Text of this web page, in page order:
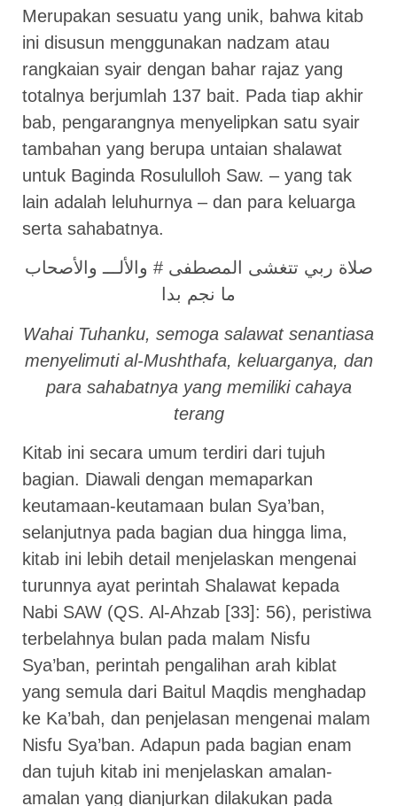
Merupakan sesuatu yang unik, bahwa kitab
ini disusun menggunakan nadzam atau
rangkaian syair dengan bahar rajaz yang
totalnya berjumlah 137 bait. Pada tiap akhir
bab, pengarangnya menyelipkan satu syair
tambahan yang berupa untaian shalawat
untuk Baginda Rosululloh Saw. – yang tak
lain adalah leluhurnya – dan para keluarga
serta sahabatnya.
صلاة ربي تتغشى المصطفى # والألـــ والأصحاب
ما نجم بدا
Wahai Tuhanku, semoga salawat senantiasa
menyelimuti al-Mushthafa, keluarganya, dan
para sahabatnya yang memiliki cahaya
terang
Kitab ini secara umum terdiri dari tujuh
bagian. Diawali dengan memaparkan
keutamaan-keutamaan bulan Sya’ban,
selanjutnya pada bagian dua hingga lima,
kitab ini lebih detail menjelaskan mengenai
turunnya ayat perintah Shalawat kepada
Nabi SAW (QS. Al-Ahzab [33]: 56), peristiwa
terbelahnya bulan pada malam Nisfu
Sya’ban, perintah pengalihan arah kiblat
yang semula dari Baitul Maqdis menghadap
ke Ka’bah, dan penjelasan mengenai malam
Nisfu Sya’ban. Adapun pada bagian enam
dan tujuh kitab ini menjelaskan amalan-
amalan yang dianjurkan dilakukan pada